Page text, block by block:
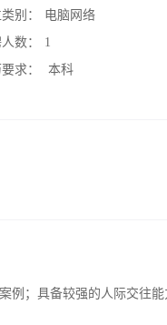
别：
电脑网络
数：
1
求：
本科
；具备较强的人际交往能